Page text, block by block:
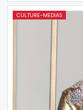
CULTURE-MEDIAS